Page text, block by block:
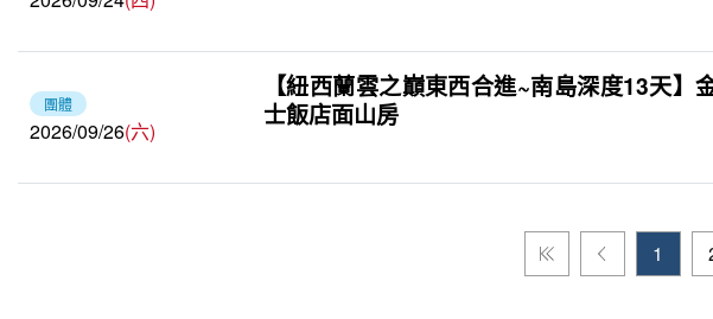
團體
2026/09/26(六)
【紐西蘭雲之巔東西合進~南島深度13天
士飯店面山房
1